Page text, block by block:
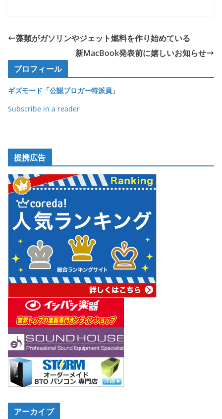
e
o
o
k
er et
藻類がガソリンやジェット燃料を作り始めている
新MacBook発表前に嬉しいお知らせ
プロフィール
ギズモード「公認ブロガー特派員」
Subscribe in a reader
提携広告
アーカイブ